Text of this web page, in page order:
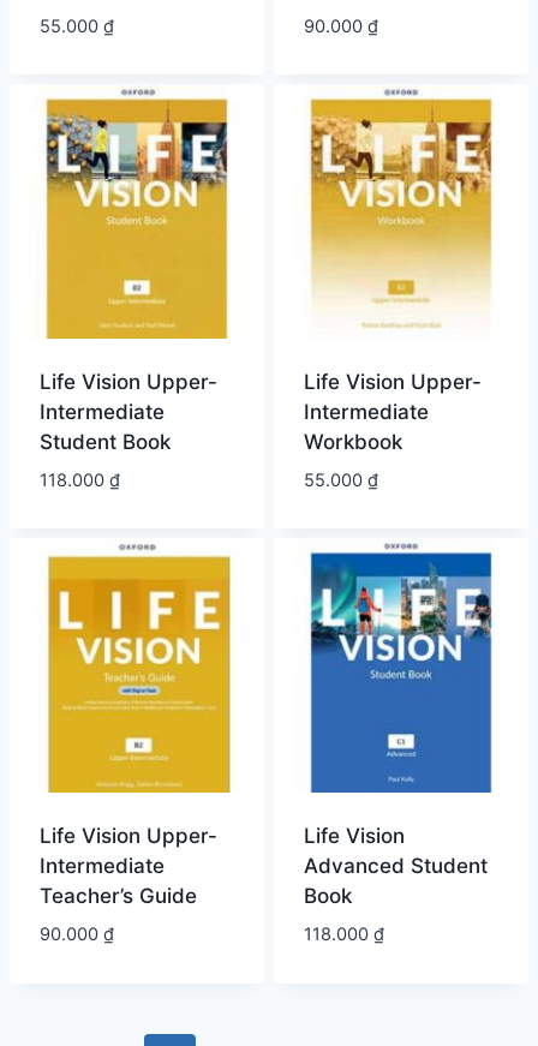
55.000 ₫ 90.000 ₫
Life Vision Upper-
Intermediate
Student Book
118.000 ₫
Life Vision Upper-
Intermediate
Workbook
55.000 ₫
Life Vision Upper-
Intermediate
Teacher’s Guide
90.000 ₫
Life Vision
Advanced Student
Book
118.000 ₫